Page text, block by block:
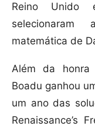
Reino Unido
matemática de
Além da honra
Boadu ganhou
um ano das
Renaissance’s